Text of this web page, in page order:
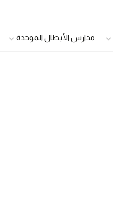
مدارس الأبطال الموحدة